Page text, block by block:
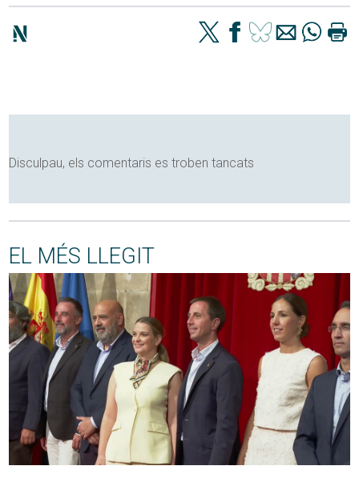
Disculpau, els comentaris es troben tancats
EL MÉS LLEGIT